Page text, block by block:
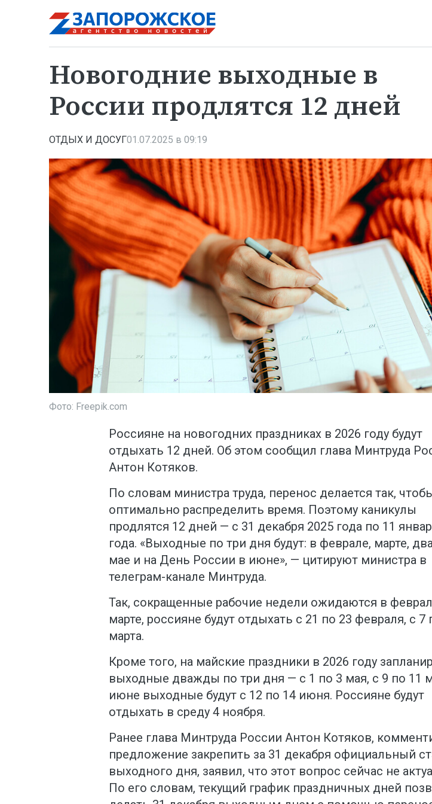
Новогодние выходные в
России продлятся 12 дней
ОТДЫХ И ДОСУГ01.07.2025 в 09:19
Фото: Freepik.com
Россияне на новогодних праздниках в 2026 году будут
отдыхать 12 дней. Об этом сообщил глава Минтруда
Антон Котяков.
По словам министра труда, перенос делается так,
оптимально распределить время. Поэтому каникулы
продлятся 12 дней — с 31 декабря 2025 года по 11
года. «Выходные по три дня будут: в феврале, марте,
мае и на День России в июне», — цитируют министра в
телеграм-канале Минтруда.
Так, сокращенные рабочие недели ожидаются в
марте, россияне будут отдыхать с 21 по 23 февраля, с 7
марта.
Кроме того, на майские праздники в 2026 году
выходные дважды по три дня — с 1 по 3 мая, с 9 по 11
июне выходные будут с 12 по 14 июня. Россияне будут
отдыхать в среду 4 ноября.
Ранее глава Минтруда России Антон Котяков,
предложение закрепить за 31 декабря официальный
выходного дня, заявил, что этот вопрос сейчас не
По его словам, текущий график праздничных дней